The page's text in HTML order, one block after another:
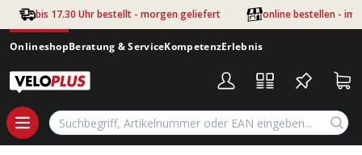
Zum Hauptinhalt springen
bis 17.30 Uhr bestellt - morgen geliefert online bestellen - im
OnlineshopBeratung & ServiceKompetenzErlebnis